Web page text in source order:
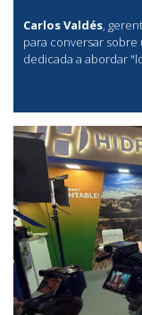
Carlos Valdés,
para conversar sobre
dedicada a abordar